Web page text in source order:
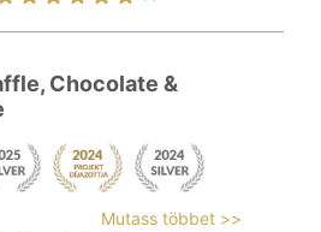
Chocolate &
Mutass többet >>